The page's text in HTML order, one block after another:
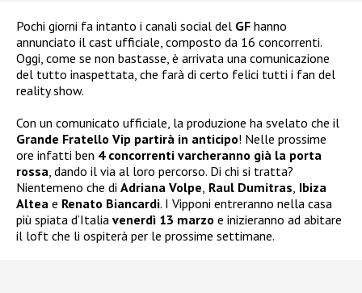
Pochi giorni fa intanto i canali social del GF hanno
annunciato il cast ufficiale, composto da 16 concorrenti.
Oggi, come se non bastasse, è arrivata una comunicazione
del tutto inaspettata, che farà di certo felici tutti i fan del
reality show.
Con un comunicato ufficiale, la produzione ha svelato che il
Grande Fratello Vip partirà in anticipo! Nelle prossime
ore infatti ben 4 concorrenti varcheranno già la porta
rossa, dando il via al loro percorso. Di chi si tratta?
Nientemeno che di Adriana Volpe, Raul Dumitras, Ibiza
Altea e Renato Biancardi. I Vipponi entreranno nella casa
più spiata d’Italia venerdì 13 marzo e inizieranno ad abitare
il loft che li ospiterà per le prossime settimane.